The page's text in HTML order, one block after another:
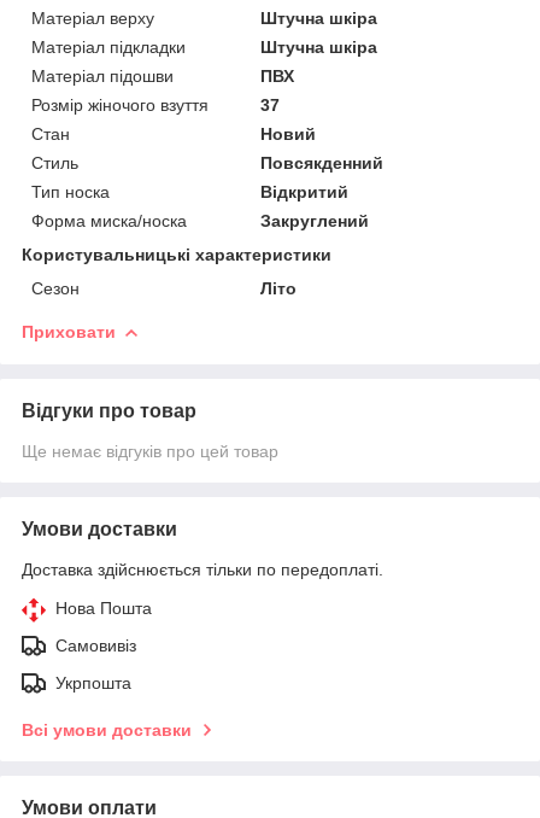
Матеріал верху
Штучна шкіра
Матеріал підкладки
Штучна шкіра
Матеріал підошви
ПВХ
Розмір жіночого взуття
37
Стан
Новий
Стиль
Повсякденний
Тип носка
Відкритий
Форма миска/носка
Закруглений
Користувальницькі характеристики
Сезон
Літо
Приховати
Відгуки про товар
Ще немає відгуків про цей товар
Умови доставки
Доставка здійснюється тільки по передоплаті.
Нова Пошта
Самовивіз
Укрпошта
Всі умови доставки
Умови оплати